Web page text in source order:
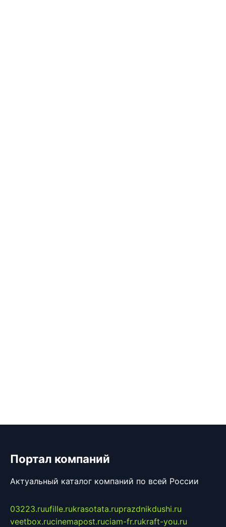
Портал компаний
Актуальный каталог компаний по всей России
03223.ruufille.rukrasotata.ruprazdnikdushi.ru
veetbox.rucinemapost.ruciam-fr.rukraft-you.ru